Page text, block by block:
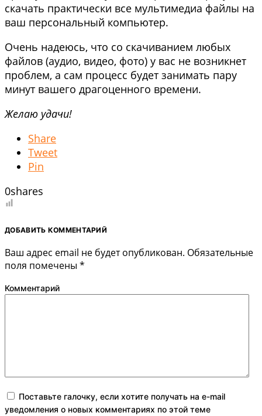
скачать практически все мультимедиа файлы на
ваш персональный компьютер.
Очень надеюсь, что со скачиванием любых
файлов (аудио, видео, фото) у вас не возникнет
проблем, а сам процесс будет занимать пару
минут вашего драгоценного времени.
Желаю удачи!
Share
Tweet
Pin
0shares
ДОБАВИТЬ КОММЕНТАРИЙ
Ваш адрес email не будет опубликован. Обязательные
поля помечены *
Комментарий
Поставьте галочку, если хотите получать на e-mail
уведомления о новых комментариях по этой теме